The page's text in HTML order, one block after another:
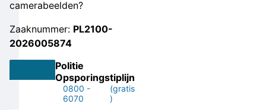
camerabeelden?
Zaaknummer: PL2100-
2026005874
Politie
Opsporingstiplijn
0800 -
6070
(gratis
)